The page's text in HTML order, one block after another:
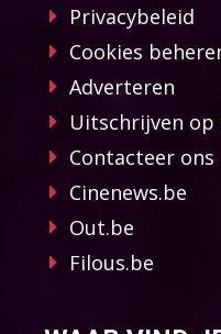
Privacybeleid
Cookies
Adverteren
Uitschrijven
Contacteer ons
Cinenews.be
Out.be
Filous.be